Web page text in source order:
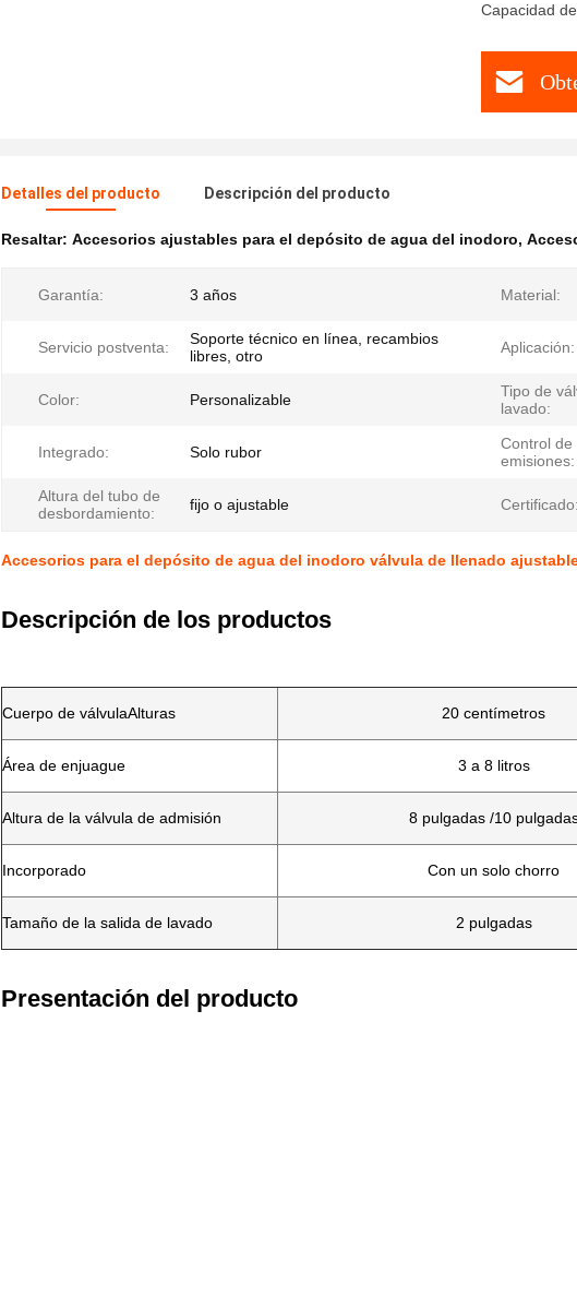
Capacidad
Detalles del producto Descripción del producto
Resaltar: Accesorios ajustables para el depósito de agua del inodoro,
Garantía: 3 años Material:
Servicio postventa:
Soporte técnico en línea, recambios
libres, otro
Aplicación:
Color: Personalizable
Tipo de
lavado:
Integrado: Solo rubor
Control de
emisiones:
Altura del tubo de
desbordamiento:
fijo o ajustable
Accesorios para el depósito de agua del inodoro válvula de llenado
Descripción de los productos
Cuerpo de válvulaAlturas 20 centímetros
Área de enjuague 3 a 8 litros
Altura de la válvula de admisión 8 pulgadas /10
Incorporado Con un solo chorro
Tamaño de la salida de lavado 2 pulgadas
Presentación del producto